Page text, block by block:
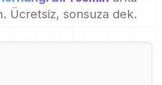
Ücretsiz, sonsuza dek.